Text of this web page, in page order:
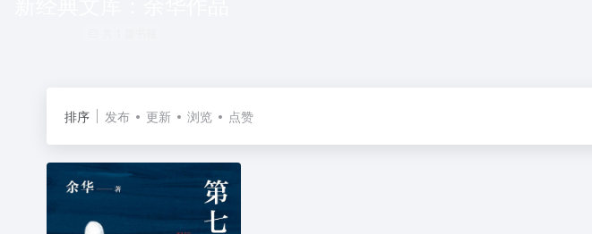
排序 发布 更新 浏览 点赞